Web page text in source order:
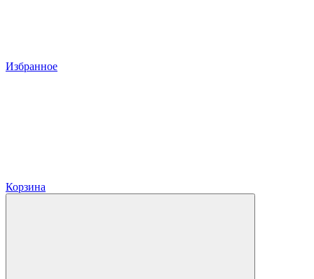
Избранное
Корзина